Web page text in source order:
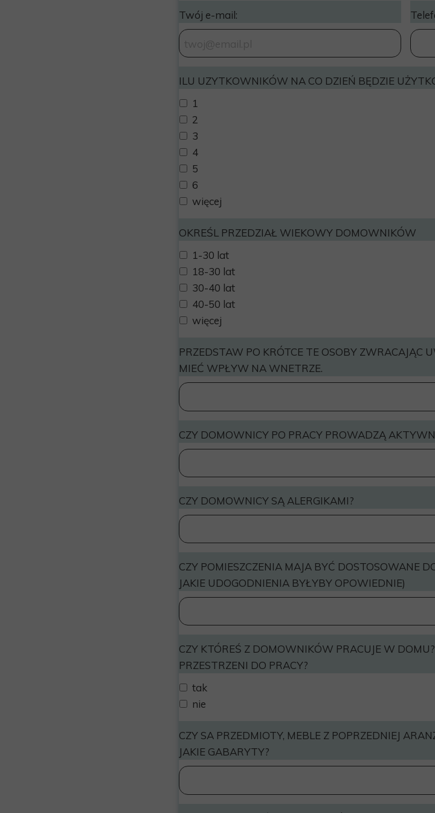
Twój e-mail:
ILU UZYTKOWNIKÓW NA CO DZIEŃ BĘDZIE
1
2
3
4
5
6
więcej
OKREŚL PRZEDZIAŁ WIEKOWY DOMOWNIKÓW
1-30 lat
18-30 lat
30-40 lat
40-50 lat
więcej
PRZEDSTAW PO KRÓTCE TE OSOBY ZWRACAJĄC
MIEĆ WPŁYW NA WNETRZE.
CZY DOMOWNICY PO PRACY PROWADZĄ
CZY DOMOWNICY SĄ ALERGIKAMI?
CZY POMIESZCZENIA MAJA BYĆ DOSTOSOWANE
JAKIE UDOGODNIENIA BYŁYBY OPOWIEDNIE)
CZY KTÓREŚ Z DOMOWNIKÓW PRACUJE W
PRZESTRZENI DO PRACY?
tak
nie
CZY SA PRZEDMIOTY, MEBLE Z POPRZEDNIEJ
JAKIE GABARYTY?